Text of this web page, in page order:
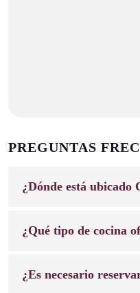
PREGUNTAS
¿Dónde está ubicado
¿Qué tipo de cocina
¿Es necesario